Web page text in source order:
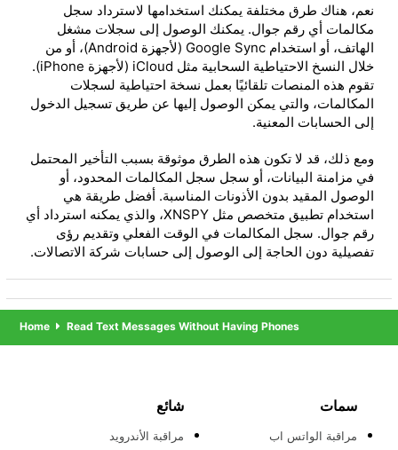
نعم، هناك طرق مختلفة يمكنك استخدامها لاسترداد سجل
مكالمات أي رقم جوال. يمكنك الوصول إلى سجلات مشغل
الهاتف، أو استخدام Google Sync (لأجهزة Android)، أو من
خلال النسخ الاحتياطية السحابية مثل iCloud (لأجهزة iPhone).
تقوم هذه المنصات تلقائيًا بعمل نسخة احتياطية لسجلات
المكالمات، والتي يمكن الوصول إليها عن طريق تسجيل الدخول
إلى الحسابات المعنية.
ومع ذلك، قد لا تكون هذه الطرق موثوقة بسبب التأخير المحتمل
في مزامنة البيانات، أو سجل سجل المكالمات المحدود، أو
الوصول المقيد بدون الأذونات المناسبة. أفضل طريقة هي
استخدام تطبيق متخصص مثل XNSPY، والذي يمكنه استرداد أي
رقم جوال. سجل المكالمات في الوقت الفعلي وتقديم رؤى
تفصيلية دون الحاجة إلى الوصول إلى حسابات شركة الاتصالات.
Home Read Text Messages Without Having Phones
سمات
مراقبة الواتس اب
شائع
مراقبة الأندرويد